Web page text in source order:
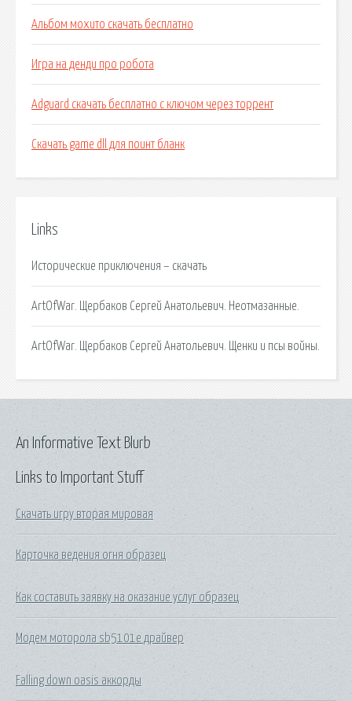
Альбом мохито скачать бесплатно
Игра на денди про робота
Adguard скачать бесплатно c ключом через торрент
Скачать game dll для поинт бланк
Links
Исторические приключения – скачать
ArtOfWar. Щербаков Сергей Анатольевич. Неотмазанные.
ArtOfWar. Щербаков Сергей Анатольевич. Щенки и псы войны.
Links to Important Stuff
Скачать игру вторая мировая
Карточка ведения огня образец
Как составить заявку на оказание услуг образец
Модем моторола sb5101e драйвер
Falling down oasis аккорды
An Informative Text Blurb